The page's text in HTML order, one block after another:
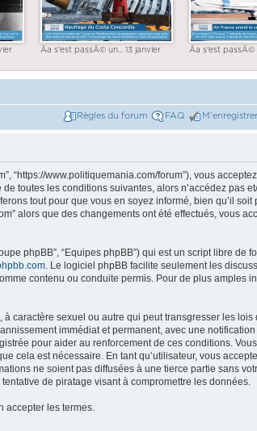
Ãa s'est passÃ© un... 13 janvier Ãa s'est passÃ©
Règles du forum FAQ M’enregistrer
“https://www.politiquemania.com/forum”), vous acceptez
toutes les conditions suivantes, alors n’accédez pas
tout pour que vous en soyez informé, bien qu’il soit
alors que des changements ont été effectués, vous
phpBB”, “Equipes phpBB”) qui est un script libre de
. Le logiciel phpBB facilite seulement les
contenu ou conduite permis. Pour de plus amples
caractère sexuel ou autre qui peut transgresser les lois
immédiat et permanent, avec une notification
pour aider au renforcement de ces conditions.
cela est nécessaire. En tant qu’utilisateur, vous
ne soient pas diffusées à une tierce partie sans
de piratage visant à compromettre les données.
accepter les termes.